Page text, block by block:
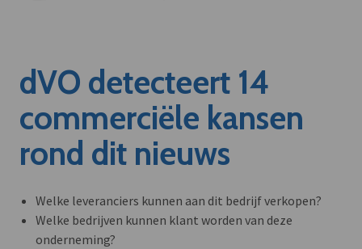
dVO detecteert 14
commerciële kansen
rond dit nieuws
Welke leveranciers kunnen aan dit bedrijf verkopen?
Welke bedrijven kunnen klant worden van deze
onderneming?